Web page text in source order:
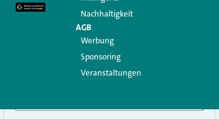
Kommentar
Nachhaltigkeit
AGB
Werbung
Sponsoring
Veranstaltungen